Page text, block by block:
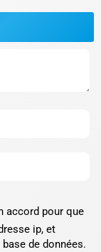
accord pour que
ip, et
de données.